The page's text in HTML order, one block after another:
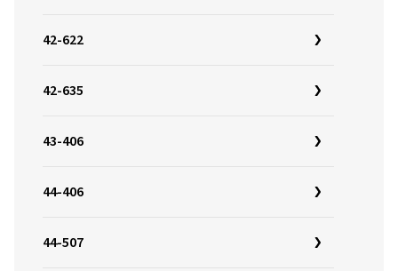
42-622
42-635
43-406
44-406
44-507